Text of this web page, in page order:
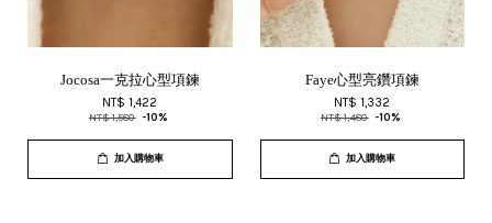
Jocosa一克拉心型項鍊
NT$ 1,422
NT$ 1,580 -10%
加入購物車
Faye心型亮鑽項鍊
NT$ 1,332
NT$ 1,480 -10%
加入購物車